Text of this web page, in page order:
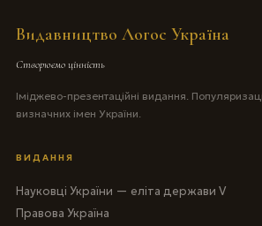
Видавництво Логос Україна
Створюємо цінність
Іміджево-презентаційні видання. Популяризація
визначних імен України.
ВИДАННЯ
Науковці України — еліта держави V
Правова Україна